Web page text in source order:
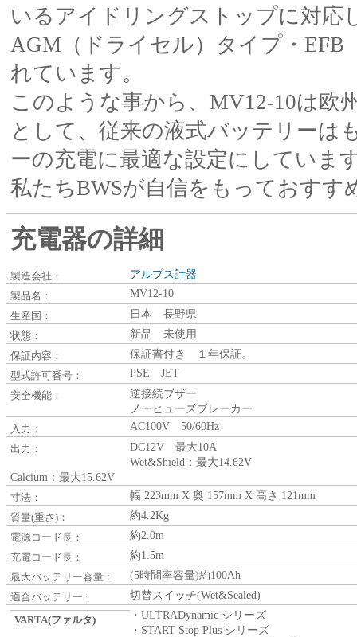
いるアイドリングストップに対応
AGM（ドライセル）タイプ・EFB
れています。
このような事から、MV12-10は欧
として、従来の液式バッテリーは
ーの充電に最適な設定にしていま
私たちBWSが自信をもっておすす
充電器の詳細
製造会社： アルプス計器
製品名： MV12-10
生産国： 日本 長野県
状態： 新品 未使用
保証内容： 保証書付き １年保証。
型式許可番号： PSE JET
安全機能：
逆接続ブザー
ノーヒューズブレーカー
入力： AC100V 50/60Hz
出力：
DC12V 最大10A
Wet&Shield：最大14.62V
Calcium：最大15.62V
寸法： 幅 223mm X 奥 157mm X 高さ 121mm
質量(重さ)： 約4.2Kg
電源コード長： 約2.0m
充電コード長： 約1.5m
最大バッテリー容量： (5時間率容量)約100Ah
適合バッテリー： 切替スイッチ(Wet&Sealed)
VARTA(ファルタ)
・ULTRADynamic シリーズ
・START Stop Plus シリーズ